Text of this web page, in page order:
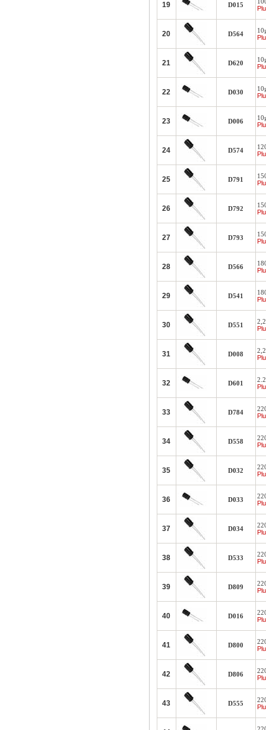
19 D015
20 D564
21 D620
22 D030
23 D006
24 D574
25 D791
26 D792
27 D793
28 D566
29 D541
30 D551
31 D008
32 D601
33 D784
34 D558
35 D032
36 D033
37 D034
38 D533
39 D809
40 D016
41 D800
42 D806
43 D555